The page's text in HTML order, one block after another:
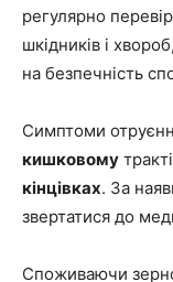
регулярно
шкідників і
на безпечність
Симптоми
кишковому
кінцівках. За
звертатися до
Споживаючи